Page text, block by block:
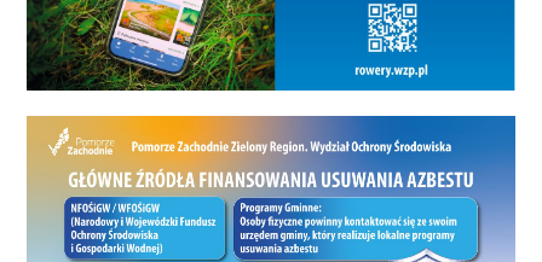
starszym demograficznie i mniejszym ludnościowo.
Ma więcej przestrzeni, ale mniej mieszkańców. Więcej
pieniędzy, ale też większe koszty. Więcej firm, ale
konieczność budowania transportu, który nie będzie
skazywał każdego na samochód. Dużo zieleni, ale
coraz większą odpowiedzialność za jej mądre
utrzymanie. Gdyby dzisiejszy Koszalin przenieść do
roku 1266, byłby potęgą. Ale mamy rok 2026. Miasto